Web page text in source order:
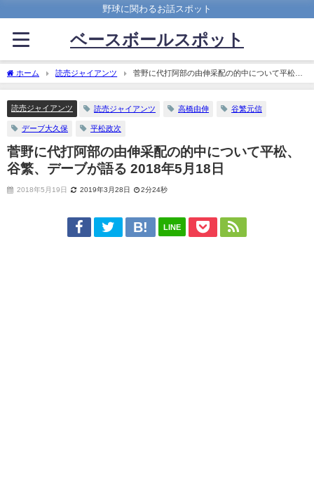
野球に関わるお話スポット
ベースボールスポット
ホーム 読売ジャイアンツ
菅野に代打阿部の由伸采配の的中について平松、
谷繁、デーブが語る 2018年5月18日
読売ジャイアンツ 読売ジャイアンツ 高橋由伸 谷繁元信
デーブ大久保 平松政次
菅野に代打阿部の由伸采配の的中について平松、
谷繁、デーブが語る 2018年5月18日
2018年5月19日 2019年3月28日 2分24秒
LINE